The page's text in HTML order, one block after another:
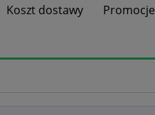
Koszt dostawy Promocje